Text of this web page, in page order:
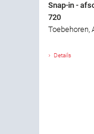
Snap-in -
720
Toebehoren,
Details